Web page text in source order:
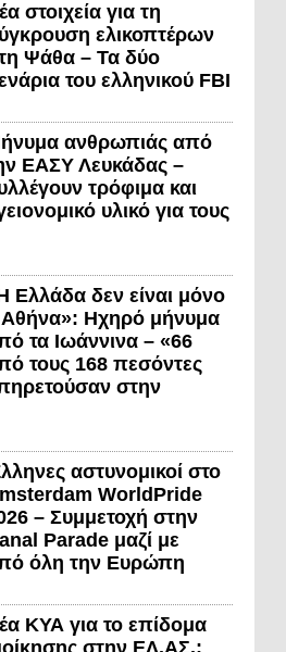
στοιχεία για τη
ελικοπτέρων
Ψάθα – Τα δύο
του ελληνικού FBI
ανθρωπιάς από
ΕΑΣΥ Λευκάδας –
τρόφιμα και
υλικό για τους
Ελλάδα δεν είναι μόνο
Ηχηρό μήνυμα
τα Ιωάννινα – «66
τους 168 πεσόντες
στην
αστυνομικοί στο
WorldPride
– Συμμετοχή στην
Parade μαζί με
όλη την Ευρώπη
ΚΥΑ για το επίδομα